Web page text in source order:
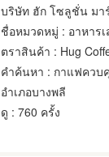
บริษัท ฮัก โซลูชั่น มา
ชื่อหมวดหมู่ : อาหารเสริ
ตราสินค้า : Hug
คำค้นหา : กาแฟควบ
อำเภอบางพลี
ดู : 760 ครั้ง